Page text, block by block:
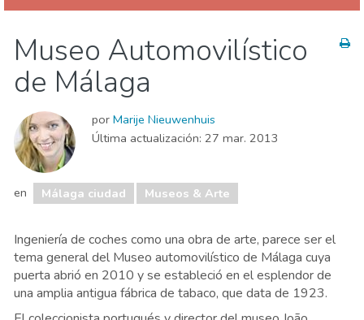
Agenda de eventos
Comida & Restaurantes
Compras
Deporte & aventura
Museos & Arte
Naturaleza & aire libre
Playas
Vida nocturna & Bares
Museo Automovilístico
de Málaga
por Marije Nieuwenhuis
Última actualización: 27 mar. 2013
en Málaga ciudad Museos & Arte
Ingeniería de coches como una obra de arte, parece ser el
tema general del Museo automovilístico de Málaga cuya
puerta abrió en 2010 y se estableció en el esplendor de
una amplia antigua fábrica de tabaco, que data de 1923.